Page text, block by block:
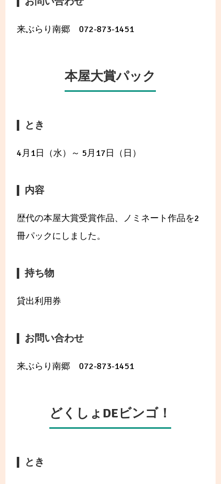
来ぶらり南郷 072-873-1451
本屋大賞パック
とき
4月1日（水）～ 5月17日（日）
内容
歴代の本屋大賞受賞作品、ノミネート作品を2
冊パックにしました。
持ち物
貸出利用券
お問い合わせ
来ぶらり南郷 072-873-1451
どくしょDEビンゴ！
とき